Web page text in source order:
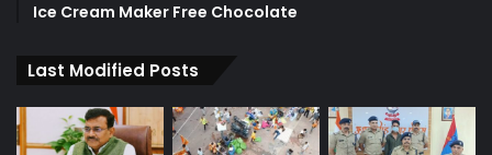
Ice Cream Maker Free Chocolate
Last Modified Posts